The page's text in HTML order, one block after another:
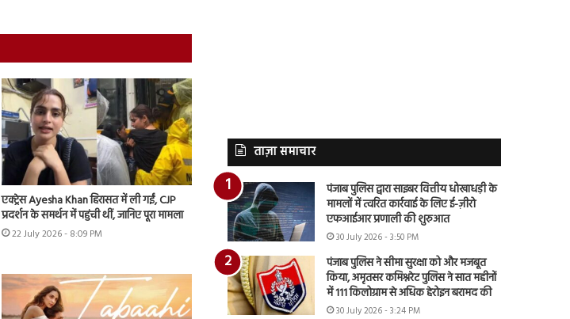
एक्ट्रेस Ayesha Khan हिरासत में ली गईं, CJP
प्रदर्शन के समर्थन में पहुंची थीं, जानिए पूरा मामला
22 July 2026 - 8:09 PM
ताज़ा समाचार
पंजाब पुलिस द्वारा साइबर वित्तीय धोखाधड़ी के
मामलों में त्वरित कार्रवाई के लिए ई-ज़ीरो
एफआईआर प्रणाली की शुरुआत
30 July 2026 - 3:50 PM
पंजाब पुलिस ने सीमा सुरक्षा को और मजबूत
किया, अमृतसर कमिश्नरेट पुलिस ने सात महीनों
में 111 किलोग्राम से अधिक हेरोइन बरामद की
30 July 2026 - 3:24 PM